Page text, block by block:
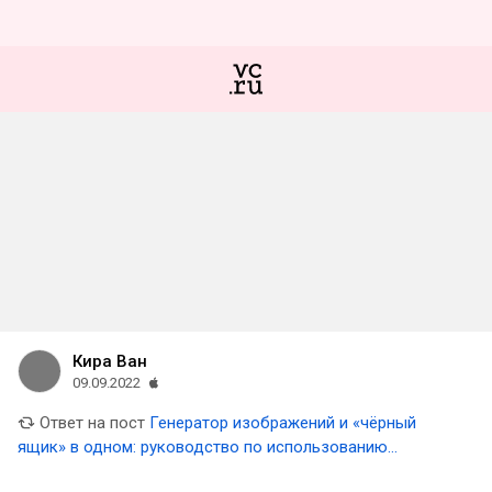
Кира Ван
09.09.2022
Ответ на пост Генератор изображений и «чёрный
ящик» в одном: руководство по использованию